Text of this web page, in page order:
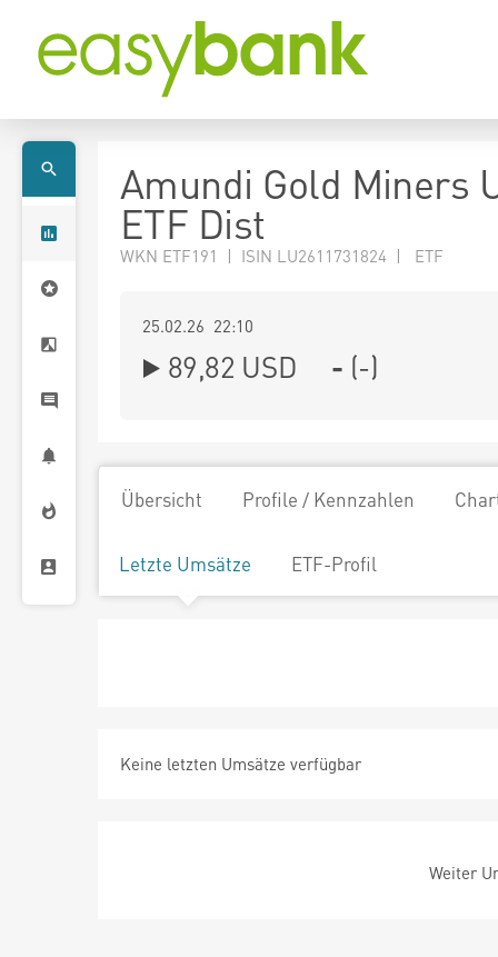
Amundi Gold Miners
ETF Dist
WKN ETF191 | ISIN LU2611731824 | ETF
25.02.26 22:10
89,82 USD - (-)
Übersicht Profile / Kennzahlen
Letzte Umsätze ETF-Profil
Keine letzten Umsätze verfügbar
Weiter